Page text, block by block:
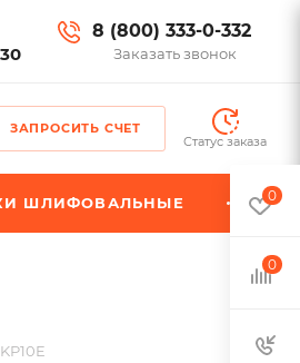
8 (800) 333-0-332
Заказать звонок
ЗАПРОСИТЬ СЧЕТ
Статус заказа
ШЛИФОВАЛЬНЫЕ 0
0